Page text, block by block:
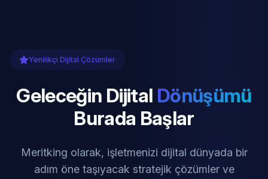
Yenilikçi Dijital Çözümler
Geleceğin Dijital Dönüşümü
Burada Başlar
Meritking olarak, işletmenizi dijital dünyada bir
adım öne taşıyacak stratejik çözümler ve